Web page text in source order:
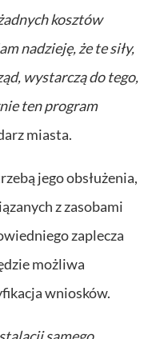
kosztów
nadzieję, że te siły,
wystarczą do tego,
ten program
miasta.
jego obsłużenia,
z zasobami
zaplecza
możliwa
wniosków.
samego